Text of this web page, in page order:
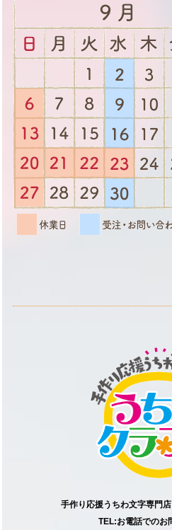
手作り応援うちわ文字専
TEL:お電話でのお